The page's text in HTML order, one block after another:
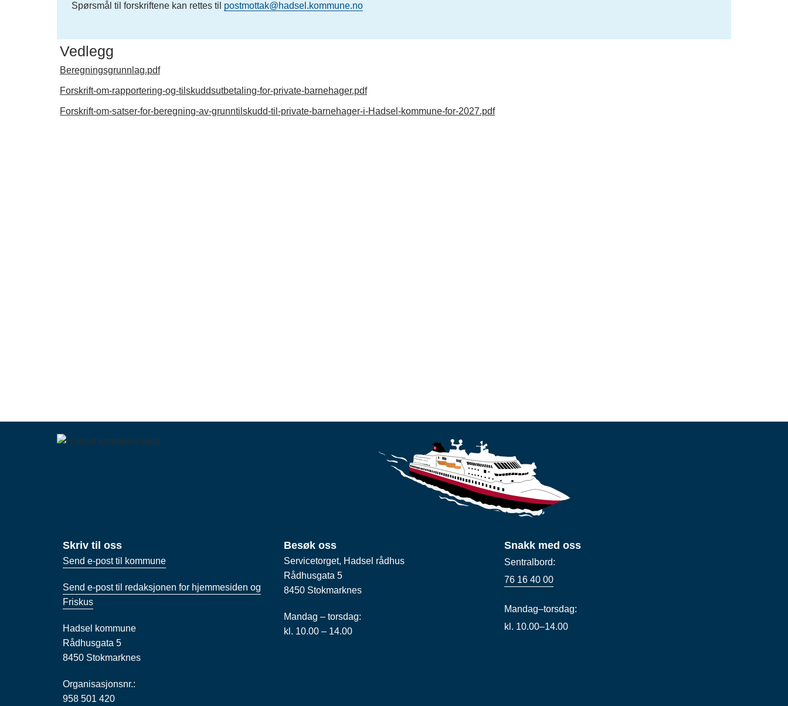
Spørsmål til forskriftene kan rettes til postmottak@hadsel.kommune.no
Vedlegg
Beregningsgrunnlag.pdf
Forskrift-om-rapportering-og-tilskuddsutbetaling-for-private-barnehager.pdf
Forskrift-om-satser-for-beregning-av-grunntilskudd-til-private-barnehager-i-Hadsel-kommune-for-2027.pdf
Skriv til oss
Send e-post til kommune
Send e-post til redaksjonen for hjemmesiden og
Friskus
Hadsel kommune
Rådhusgata 5
8450 Stokmarknes
Organisasjonsnr.:
958 501 420
Besøk oss
Servicetorget, Hadsel rådhus
Rådhusgata 5
8450 Stokmarknes
Mandag – torsdag:
kl. 10.00 – 14.00
Snakk med oss
Sentralbord:
76 16 40 00
Mandag–torsdag:
kl. 10.00–14.00